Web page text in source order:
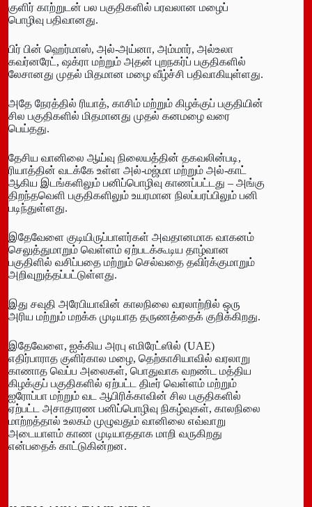
குளிர் காற்றுடன் பல பகுதிகளில் பரவலான மழைப்
பொழிவு பதிவானது.
பிர் பின் ஹெர்மாஸ், அல்-அய்னா, அம்மார், அல்உலா
கவர்னரேட், ஷக்ரா மற்றும் அதன் புறநகர்ப் பகுதிகளில்
லேசானது முதல் மிதமான மழை வீழ்ச்சி பதிவாகியுள்ளது.
அதே நேரத்தில் ரியாத், காசிம் மற்றும் கிழக்குப் பகுதியின்
சில பகுதிகளில் மிதமானது முதல் கனமழை வரை
பெய்தது.
தேசிய வானிலை ஆய்வு நிலையத்தின் தகவலின்படி,
ரியாத்தின் வடக்கே உள்ள அல்-மஜ்மா மற்றும் அல்-காட்
ஆகிய இடங்களிலும் பனிப்பொழிவு காணப்பட்டது – அங்கு
திறந்தவெளி பகுதிகளிலும் உயரமான நிலப்பரப்பிலும் பனி
படிந்துள்ளது.
இதேவேளை குடியிருப்பாளர்கள் அவதானமாக வாகனம்
செலுத்துமாறும் வெள்ளம் ஏற்படக்கூடிய தாழ்வான
பகுதிளில் வசிப்பதை மற்றும் செல்வதை தவிர்க்குமாறும்
அறிவுறுத்தப்பட்டுள்ளது.
இது சவுதி அரேபியாவின் காலநிலை வரலாற்றில் ஒரு
அரிய மற்றும் மறக்க முடியாத தருணத்தைக் குறிக்கிறது.
இதேவேளை, ஐக்கிய அரபு எமிரேட்ஸில் (UAE)
எதிர்பாராத குளிர்கால மழை, தெற்காசியாவில் வரலாறு
காணாத வெப்ப அலைகள், பொதுவாக வறண்ட மத்திய
கிழக்குப் பகுதிகளில் ஏற்பட்ட திடீர் வெள்ளம் மற்றும்
ஐரோப்பா மற்றும் வட ஆபிரிக்காவின் சில பகுதிகளில்
ஏற்பட்ட அசாதாரண பனிப்பொழிவு நிகழ்வுகள், காலநிலை
மாற்றத்தால் உலகம் முழுவதும் வானிலை எவ்வாறு
அடையாளம் காண முடியாததாக மாறி வருகிறது
என்பதைக் காட்டுகின்றன.